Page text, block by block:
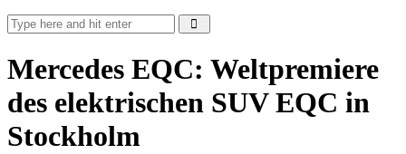
Mercedes EQC: Weltpremiere
des elektrischen SUV EQC in
Stockholm